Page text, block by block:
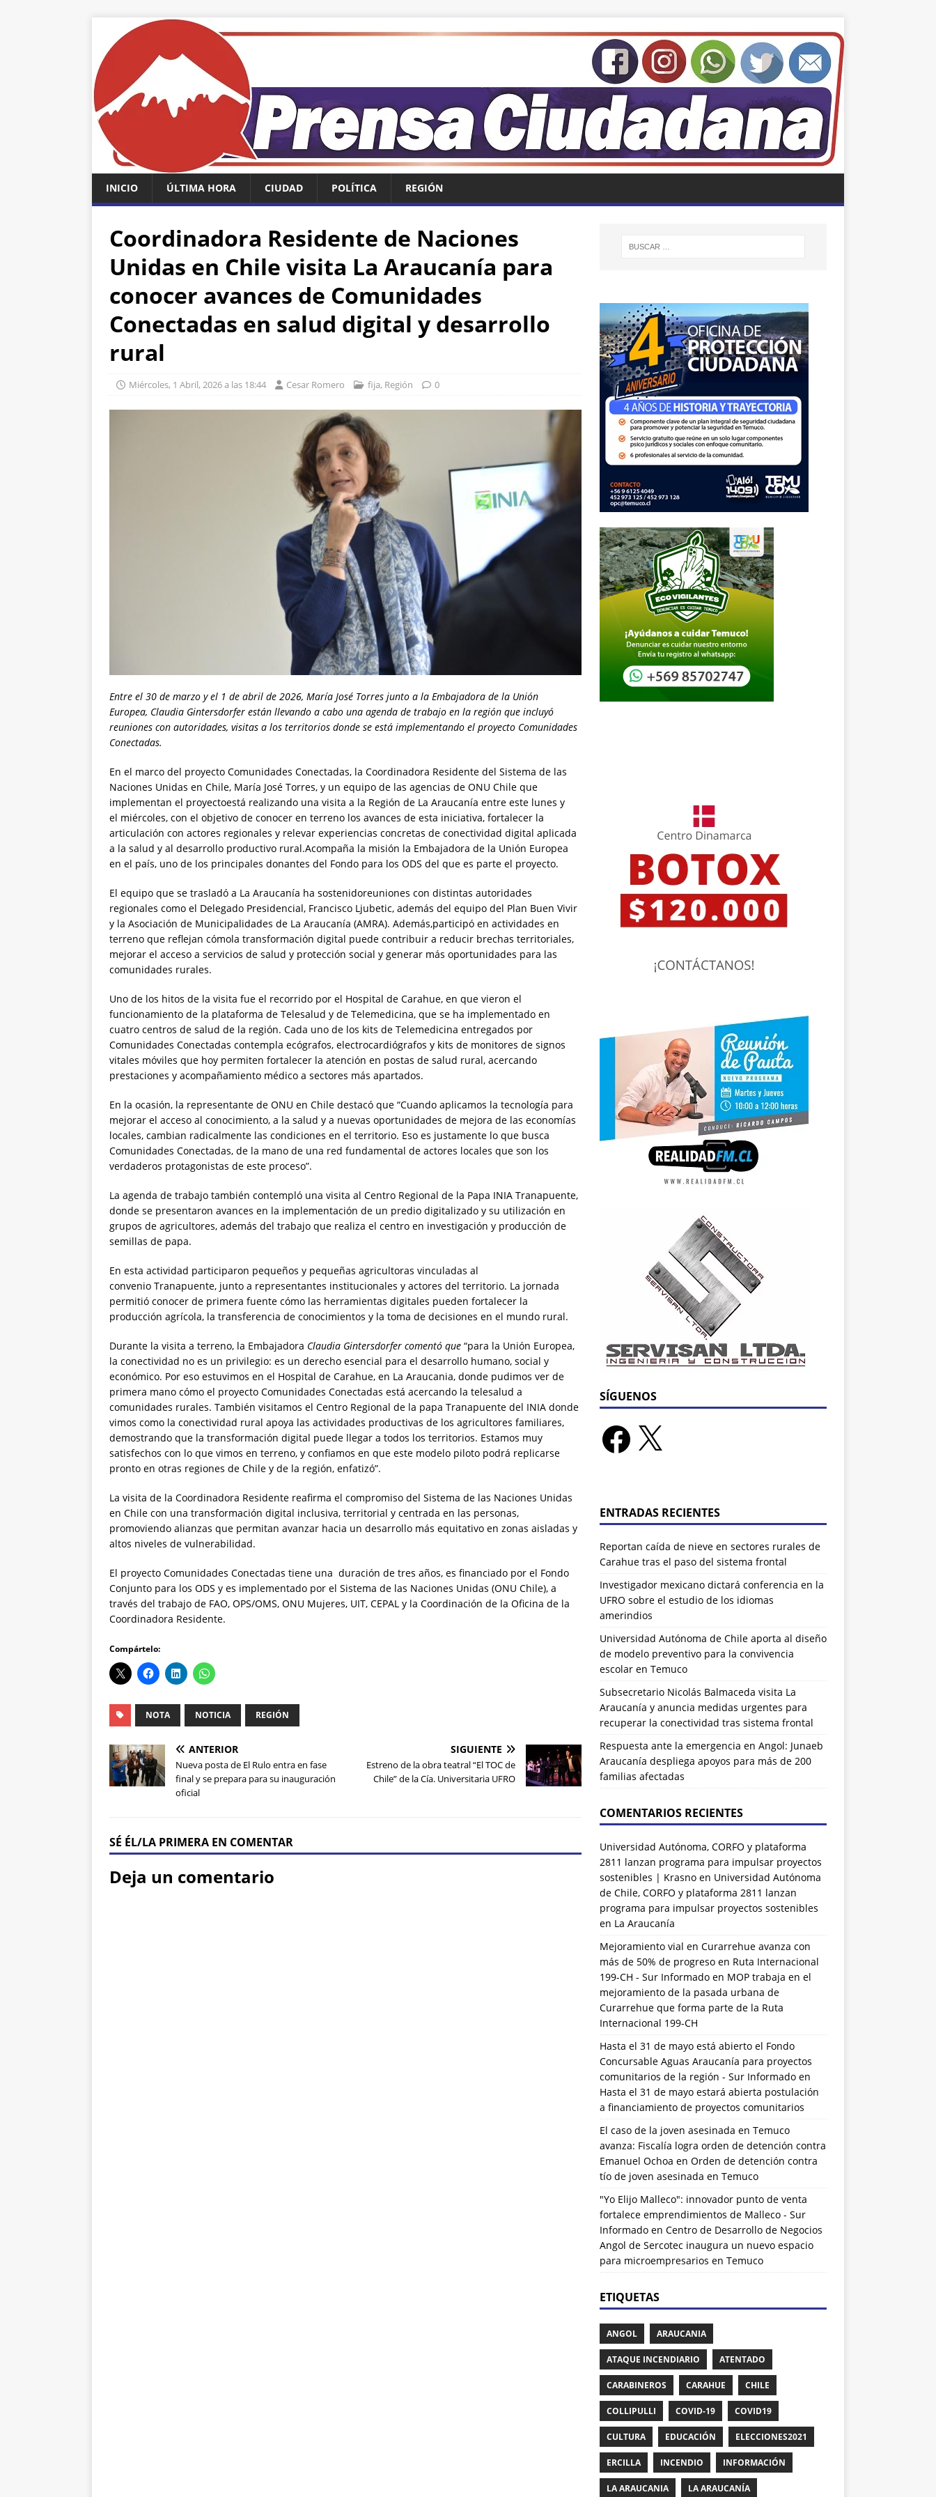
INICIO ÚLTIMA HORA CIUDAD POLÍTICA REGIÓN
Coordinadora Residente de Naciones
Unidas en Chile visita La Araucanía para
conocer avances de Comunidades
Conectadas en salud digital y desarrollo
rural
Miércoles, 1 Abril, 2026 a las 18:44 Cesar Romero fija, Región 0
Entre el 30 de marzo y el 1 de abril de 2026, María José Torres junto a la Embajadora de la Unión
Europea, Claudia Gintersdorfer están llevando a cabo una agenda de trabajo en la región que incluyó
reuniones con autoridades, visitas a los territorios donde se está implementando el proyecto Comunidades
Conectadas.
En el marco del proyecto Comunidades Conectadas, la Coordinadora Residente del Sistema de las
Naciones Unidas en Chile, María José Torres, y un equipo de las agencias de ONU Chile que
implementan el proyectoestá realizando una visita a la Región de La Araucanía entre este lunes y
el miércoles, con el objetivo de conocer en terreno los avances de esta iniciativa, fortalecer la
articulación con actores regionales y relevar experiencias concretas de conectividad digital aplicada
a la salud y al desarrollo productivo rural.Acompaña la misión la Embajadora de la Unión Europea
en el país, uno de los principales donantes del Fondo para los ODS del que es parte el proyecto.
El equipo que se trasladó a La Araucanía ha sostenidoreuniones con distintas autoridades
regionales como el Delegado Presidencial, Francisco Ljubetic, además del equipo del Plan Buen Vivir
y la Asociación de Municipalidades de La Araucanía (AMRA). Además,participó en actividades en
terreno que reflejan cómola transformación digital puede contribuir a reducir brechas territoriales,
mejorar el acceso a servicios de salud y protección social y generar más oportunidades para las
comunidades rurales.
Uno de los hitos de la visita fue el recorrido por el Hospital de Carahue, en que vieron el
funcionamiento de la plataforma de Telesalud y de Telemedicina, que se ha implementado en
cuatro centros de salud de la región. Cada uno de los kits de Telemedicina entregados por
Comunidades Conectadas contempla ecógrafos, electrocardiógrafos y kits de monitores de signos
vitales móviles que hoy permiten fortalecer la atención en postas de salud rural, acercando
prestaciones y acompañamiento médico a sectores más apartados.
En la ocasión, la representante de ONU en Chile destacó que “Cuando aplicamos la tecnología para
mejorar el acceso al conocimiento, a la salud y a nuevas oportunidades de mejora de las economías
locales, cambian radicalmente las condiciones en el territorio. Eso es justamente lo que busca
Comunidades Conectadas, de la mano de una red fundamental de actores locales que son los
verdaderos protagonistas de este proceso”.
La agenda de trabajo también contempló una visita al Centro Regional de la Papa INIA Tranapuente,
donde se presentaron avances en la implementación de un predio digitalizado y su utilización en
grupos de agricultores, además del trabajo que realiza el centro en investigación y producción de
semillas de papa.
En esta actividad participaron pequeños y pequeñas agricultoras vinculadas al
convenio Tranapuente, junto a representantes institucionales y actores del territorio. La jornada
permitió conocer de primera fuente cómo las herramientas digitales pueden fortalecer la
producción agrícola, la transferencia de conocimientos y la toma de decisiones en el mundo rural.
Durante la visita a terreno, la Embajadora Claudia Gintersdorfer comentó que “para la Unión Europea,
la conectividad no es un privilegio: es un derecho esencial para el desarrollo humano, social y
económico. Por eso estuvimos en el Hospital de Carahue, en La Araucania, donde pudimos ver de
primera mano cómo el proyecto Comunidades Conectadas está acercando la telesalud a
comunidades rurales. También visitamos el Centro Regional de la papa Tranapuente del INIA donde
vimos como la conectividad rural apoya las actividades productivas de los agricultores familiares,
demostrando que la transformación digital puede llegar a todos los territorios. Estamos muy
satisfechos con lo que vimos en terreno, y confiamos en que este modelo piloto podrá replicarse
pronto en otras regiones de Chile y de la región, enfatizó”.
La visita de la Coordinadora Residente reafirma el compromiso del Sistema de las Naciones Unidas
en Chile con una transformación digital inclusiva, territorial y centrada en las personas,
promoviendo alianzas que permitan avanzar hacia un desarrollo más equitativo en zonas aisladas y
altos niveles de vulnerabilidad.
El proyecto Comunidades Conectadas tiene una duración de tres años, es financiado por el Fondo
Conjunto para los ODS y es implementado por el Sistema de las Naciones Unidas (ONU Chile), a
través del trabajo de FAO, OPS/OMS, ONU Mujeres, UIT, CEPAL y la Coordinación de la Oficina de la
Coordinadora Residente.
Compártelo:
NOTA NOTICIA REGIÓN
ANTERIOR
Nueva posta de El Rulo entra en fase
final y se prepara para su inauguración
oficial
SIGUIENTE
Estreno de la obra teatral “El TOC de
Chile” de la Cía. Universitaria UFRO
SÉ ÉL/LA PRIMERA EN COMENTAR
Deja un comentario
SÍGUENOS
ENTRADAS RECIENTES
Reportan caída de nieve en sectores rurales de
Carahue tras el paso del sistema frontal
Investigador mexicano dictará conferencia en la
UFRO sobre el estudio de los idiomas
amerindios
Universidad Autónoma de Chile aporta al diseño
de modelo preventivo para la convivencia
escolar en Temuco
Subsecretario Nicolás Balmaceda visita La
Araucanía y anuncia medidas urgentes para
recuperar la conectividad tras sistema frontal
Respuesta ante la emergencia en Angol: Junaeb
Araucanía despliega apoyos para más de 200
familias afectadas
COMENTARIOS RECIENTES
Universidad Autónoma, CORFO y plataforma
2811 lanzan programa para impulsar proyectos
sostenibles | Krasnoen Universidad Autónoma
de Chile, CORFO y plataforma 2811 lanzan
programa para impulsar proyectos sostenibles
en La Araucanía
Mejoramiento vial en Curarrehue avanza con
más de 50% de progreso en Ruta Internacional
199-CH - Sur Informadoen MOP trabaja en el
mejoramiento de la pasada urbana de
Curarrehue que forma parte de la Ruta
Internacional 199-CH
Hasta el 31 de mayo está abierto el Fondo
Concursable Aguas Araucanía para proyectos
comunitarios de la región - Sur Informadoen
Hasta el 31 de mayo estará abierta postulación
a financiamiento de proyectos comunitarios
El caso de la joven asesinada en Temuco
avanza: Fiscalía logra orden de detención contra
Emanuel Ochoa en Orden de detención contra
tío de joven asesinada en Temuco
"Yo Elijo Malleco": innovador punto de venta
fortalece emprendimientos de Malleco - Sur
Informadoen Centro de Desarrollo de Negocios
Angol de Sercotec inaugura un nuevo espacio
para microempresarios en Temuco
ETIQUETAS
ANGOL ARAUCANIA
ATAQUE INCENDIARIO ATENTADO
CARABINEROS CARAHUE CHILE
COLLIPULLI COVID-19 COVID19
CULTURA EDUCACIÓN ELECCIONES2021
ERCILLA INCENDIO INFORMACIÓN
LA ARAUCANIA LA ARAUCANÍA